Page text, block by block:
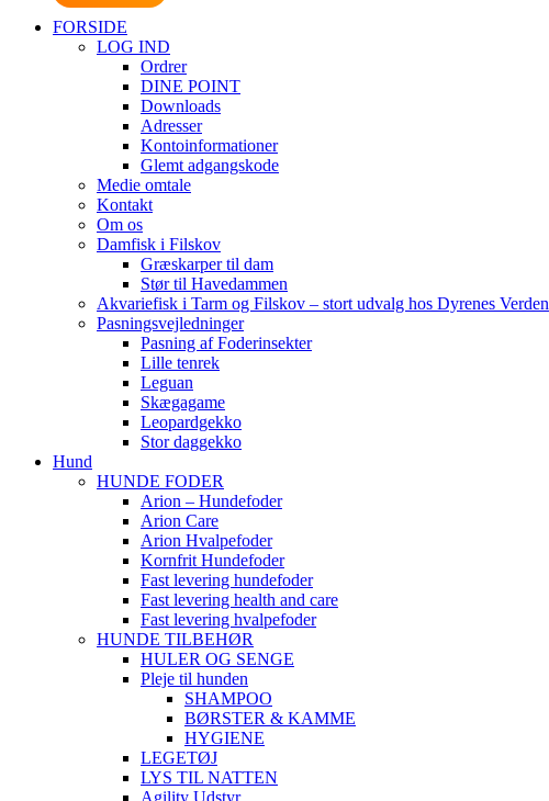
FORSIDE
LOG IND
Ordrer
DINE POINT
Downloads
Adresser
Kontoinformationer
Glemt adgangskode
Medie omtale
Kontakt
Om os
Damfisk i Filskov
Græskarper til dam
Stør til Havedammen
Akvariefisk i Tarm og Filskov – stort udvalg hos Dyrenes Verden
Pasningsvejledninger
Pasning af Foderinsekter
Lille tenrek
Leguan
Skægagame
Leopardgekko
Stor daggekko
Hund
HUNDE FODER
Arion – Hundefoder
Arion Care
Arion Hvalpefoder
Kornfrit Hundefoder
Fast levering hundefoder
Fast levering health and care
Fast levering hvalpefoder
HUNDE TILBEHØR
HULER OG SENGE
Pleje til hunden
SHAMPOO
BØRSTER & KAMME
HYGIENE
LEGETØJ
LYS TIL NATTEN
Agility Udstyr